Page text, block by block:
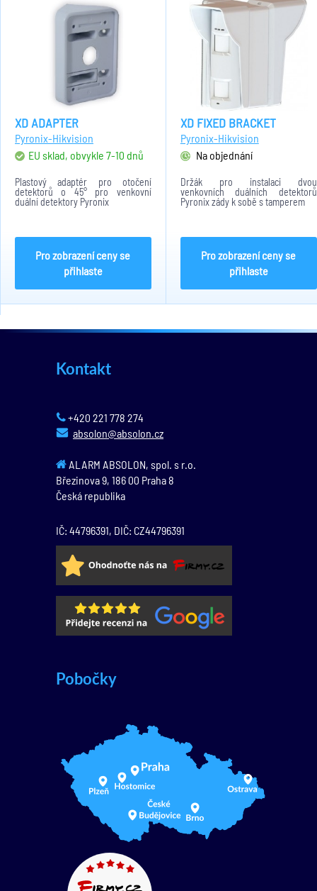
XD ADAPTER
Pyronix-Hikvision
EU sklad, obvykle 7-10 dnů
Plastový adaptér pro otočení
detektorů o 45° pro venkovní
duální detektory Pyronix
Pro zobrazení ceny se
přihlaste
XD FIXED BRACKET
Pyronix-Hikvision
Na objednání
Držák pro instalaci dvou
venkovních duálních detektorů
Pyronix zády k sobě s tamperem
Pro zobrazení ceny se
přihlaste
Kontakt
+420 221 778 274
absolon@absolon.cz
ALARM ABSOLON, spol. s r.o.
Březinova 9, 186 00 Praha 8
Česká republika
IČ: 44796391, DIČ: CZ44796391
Pobočky